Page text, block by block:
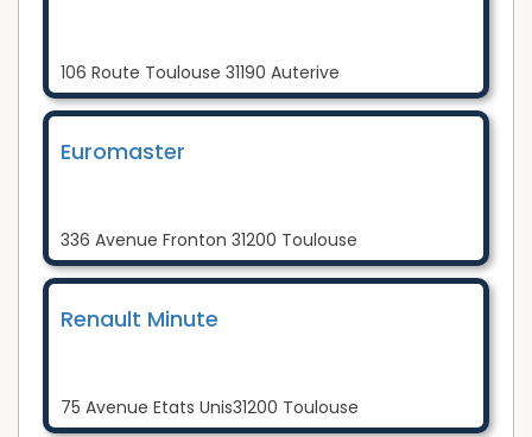
106 Route Toulouse 31190 Auterive
Euromaster
336 Avenue Fronton 31200 Toulouse
Renault Minute
75 Avenue Etats Unis31200 Toulouse